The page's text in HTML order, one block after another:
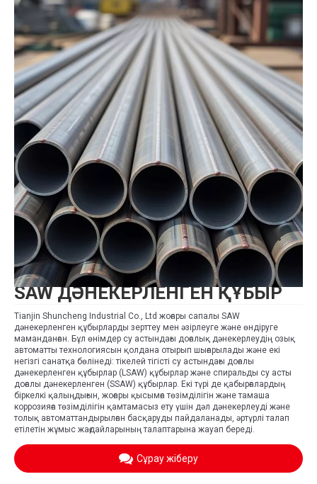
SAW ДӘНЕКЕРЛЕНГЕН ҚҰБЫР
Tianjin Shuncheng Industrial Co., Ltd жоғары сапалы SAW
дәнекерленген құбырларды зерттеу мен әзірлеуге және өндіруге
маманданған. Бұл өнімдер су астындағы доғалық дәнекерлеудің озық
автоматты технологиясын қолдана отырып шығарылады және екі
негізгі санатқа бөлінеді: тікелей тігісті су астындағы доғалы
дәнекерленген құбырлар (LSAW) құбырлар және спиральды су асты
доғалы дәнекерленген (SSAW) құбырлар. Екі түрі де қабырғалардың
біркелкі қалыңдығын, жоғары қысымға төзімділігін және тамаша
коррозияға төзімділігін қамтамасыз ету үшін дәл дәнекерлеуді және
толық автоматтандырылған басқаруды пайдаланады, әртүрлі талап
етілетін жұмыс жағдайларының талаптарына жауап береді.
Сұрау жіберу